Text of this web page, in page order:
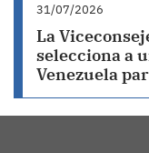
31/07/2026
La
selecciona a
Venezuela